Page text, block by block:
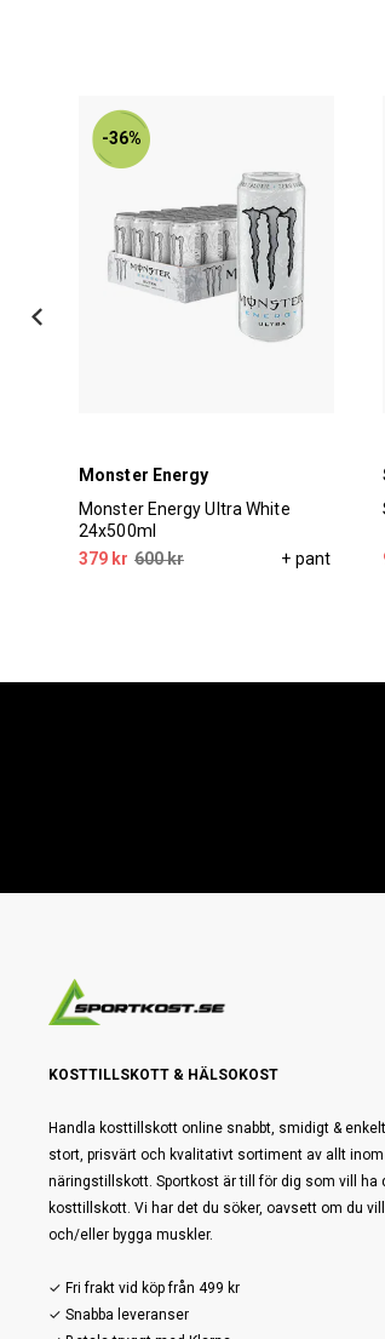
-36%
Monster Energy
Monster Energy Ultra White
24x500ml
379 kr 600 kr + pant
KOSTTILLSKOTT & HÄLSOKOST
Handla kosttillskott online snabbt, smidigt &
stort, prisvärt och kvalitativt sortiment av allt
näringstillskott. Sportkost är till för dig som vill ha
kosttillskott. Vi har det du söker, oavsett om du
och/eller bygga muskler.
✓ Fri frakt vid köp från 499 kr
✓ Snabba leveranser